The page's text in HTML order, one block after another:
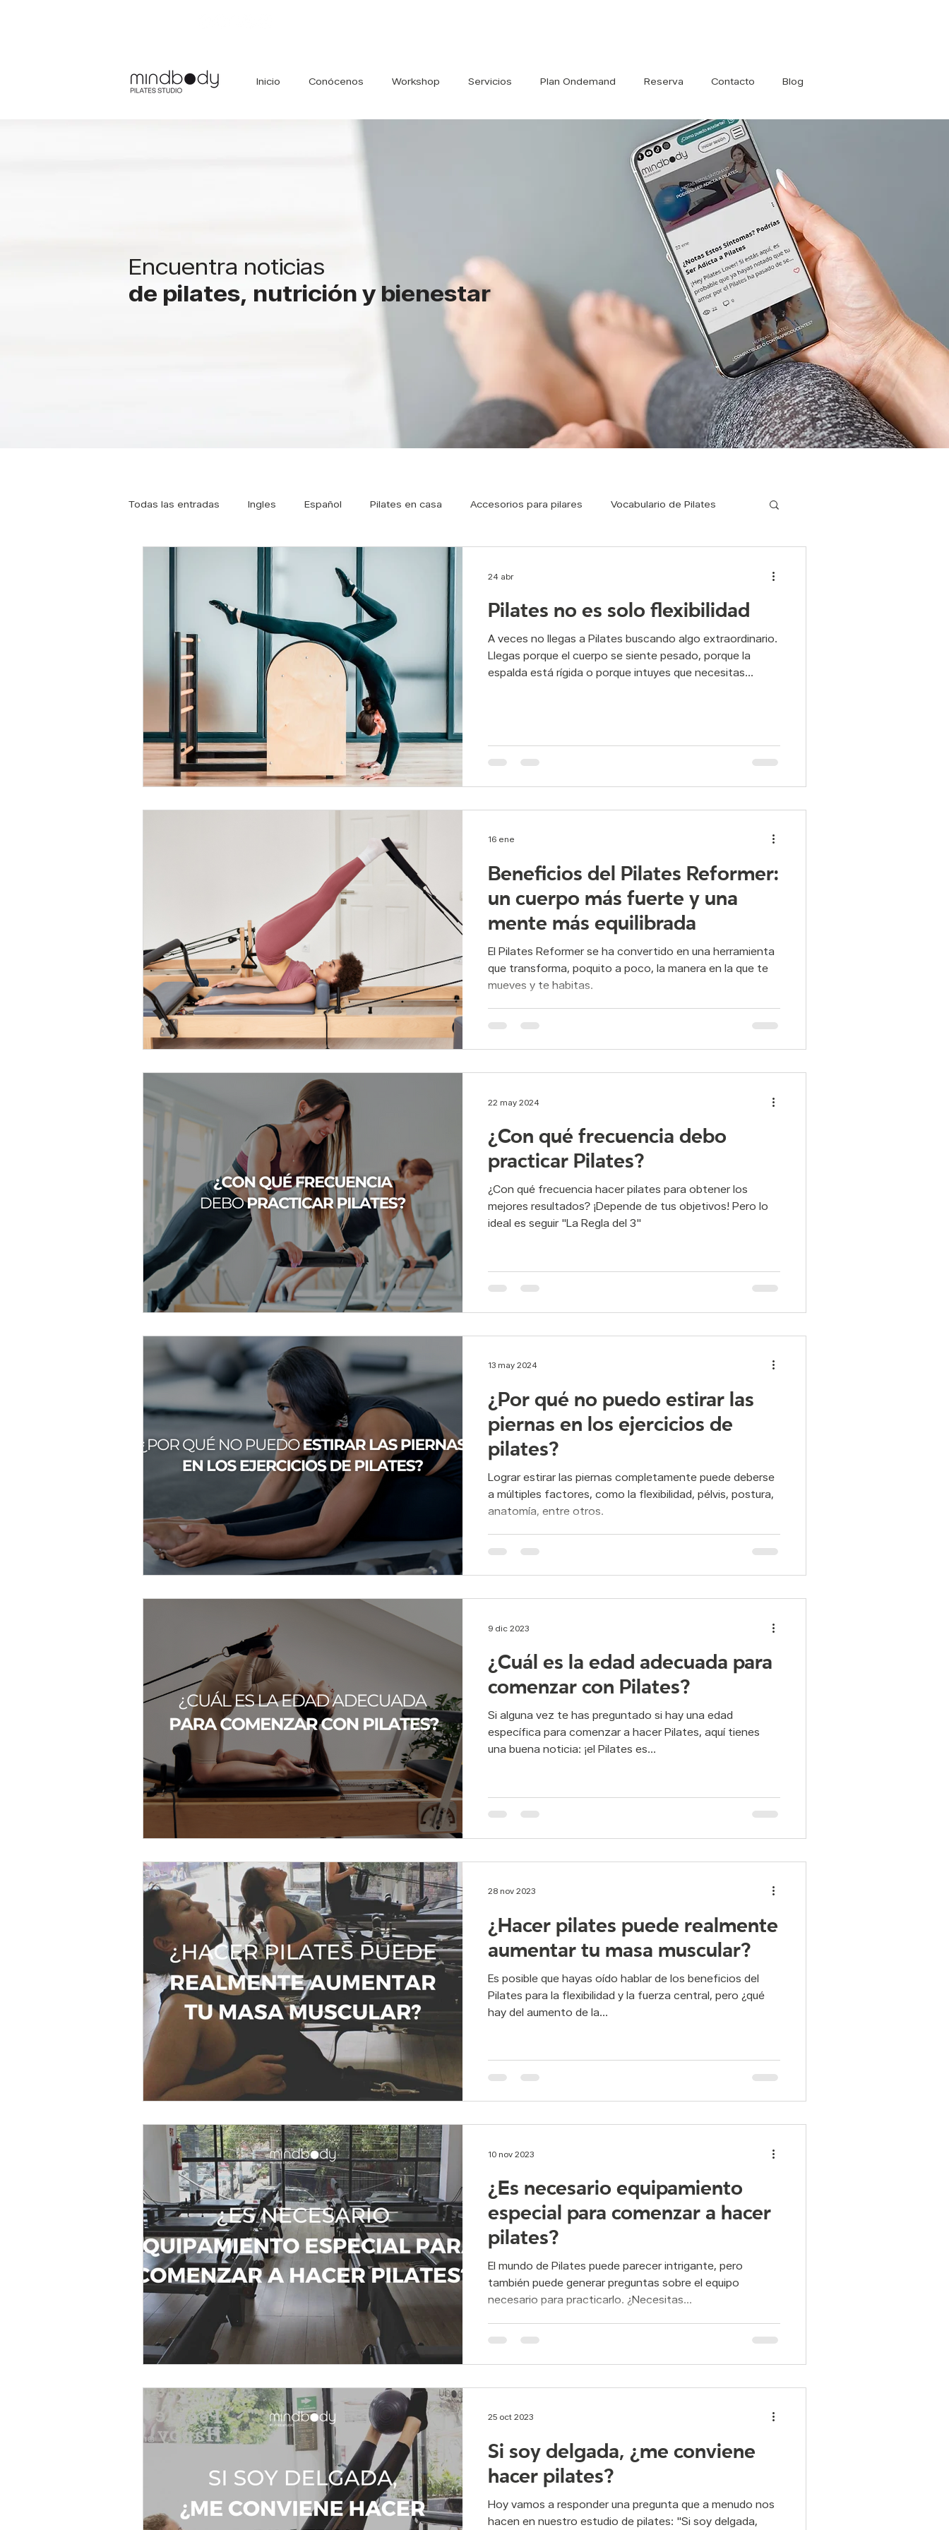
Inicio Conócenos Workshop Servicios Plan Ondemand Reserva Contacto Blog
Encuentra noticias
de pilates, nutrición y bienestar
Todas las entradas Ingles Español Pilates en casa Accesorios para pilares Vocabulario de Pilates
Pilates Pilates Prenatal Respiración en Pilates
Pilates online Pilates ondemand Famosos y pilates Pilates para enfermedades
Beneficios de Pilates Pilates postural Pilates rehabilitación Pie plano Flexibilidad y Postura
Escoliosis musica cuerpo y mente atletismo
estrés
Pilates no es solo flexibilidad
A veces no llegas a Pilates buscando algo extraordinario.
Llegas porque el cuerpo se siente pesado, porque la
espalda está rígida o porque intuyes que necesitas
flexibilidad aparece. El movimiento se vuelve más amplio,
24 abr
Beneficios del Pilates Reformer:
un cuerpo más fuerte y una
mente más equilibrada
El Pilates Reformer se ha convertido en una herramienta
que transforma, poquito a poco, la manera en la que te
mueves y te habitas.
16 ene
¿Con qué frecuencia debo
practicar Pilates?
¿Con qué frecuencia hacer pilates para obtener los
mejores resultados? ¡Depende de tus objetivos! Pero lo
ideal es seguir "La Regla del 3"
22 may 2024
¿Por qué no puedo estirar las
piernas en los ejercicios de
pilates?
Lograr estirar las piernas completamente puede deberse
a múltiples factores, como la flexibilidad, pélvis, postura,
anatomía, entre otros.
13 may 2024
¿Cuál es la edad adecuada para
comenzar con Pilates?
Si alguna vez te has preguntado si hay una edad
específica para comenzar a hacer Pilates, aquí tienes
una buena noticia: ¡el Pilates es...
9 dic 2023
¿Hacer pilates puede realmente
aumentar tu masa muscular?
Es posible que hayas oído hablar de los beneficios del
Pilates para la flexibilidad y la fuerza central, pero ¿qué
hay del aumento de la...
28 nov 2023
¿Es necesario equipamiento
especial para comenzar a hacer
pilates?
El mundo de Pilates puede parecer intrigante, pero
también puede generar preguntas sobre el equipo
necesario para practicarlo. ¿Necesitas...
10 nov 2023
Si soy delgada, ¿me conviene
hacer pilates?
Hoy vamos a responder una pregunta que a menudo nos
hacen en nuestro estudio de pilates: "Si soy delgada,
25 oct 2023